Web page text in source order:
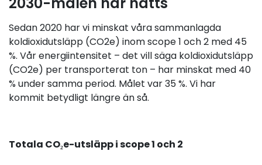
Sedan 2020 har vi minskat våra sammanlagda
koldioxidutsläpp (CO2e) inom scope 1 och 2 med 45
%. Vår energiintensitet – det vill säga koldioxidutsläpp
(CO2e) per transporterat ton – har minskat med 40
% under samma period. Målet var 35 %. Vi har
kommit betydligt längre än så.
Totala CO₂e-utsläpp i scope 1 och 2